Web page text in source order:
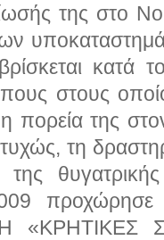
της στο
κατά
στους
πορεία της
τη
προχώρησε
Η